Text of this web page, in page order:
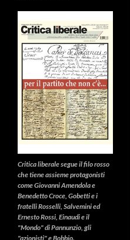
Critica liberalesegue il filo rosso
che tiene assieme protagonisti
come Giovanni Amendola e
Benedetto Croce, Gobetti e i
fratelli Rosselli, Salvemini ed
Ernesto Rossi, Einaudi e il
"Mondo" di Pannunzio, gli
"azionisti" e Bobbio.